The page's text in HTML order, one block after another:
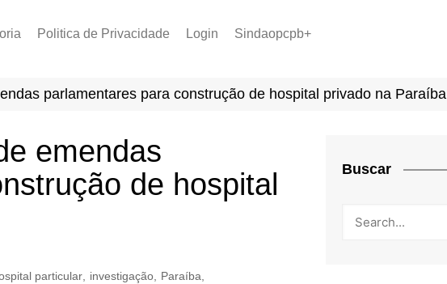
2022
de Venc. 2025
Politica de Privacidade Login Sindaopcpb+
parlamentares para construção de hospital privado na Paraíba
emendas
de hospital
particular, investigação, Paraíba,
Buscar